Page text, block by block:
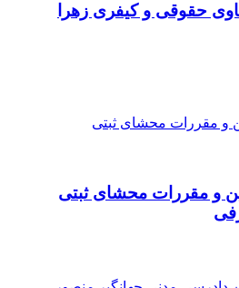
حقوقی و کیفری زهرا
و مقررات محشای ثبتی